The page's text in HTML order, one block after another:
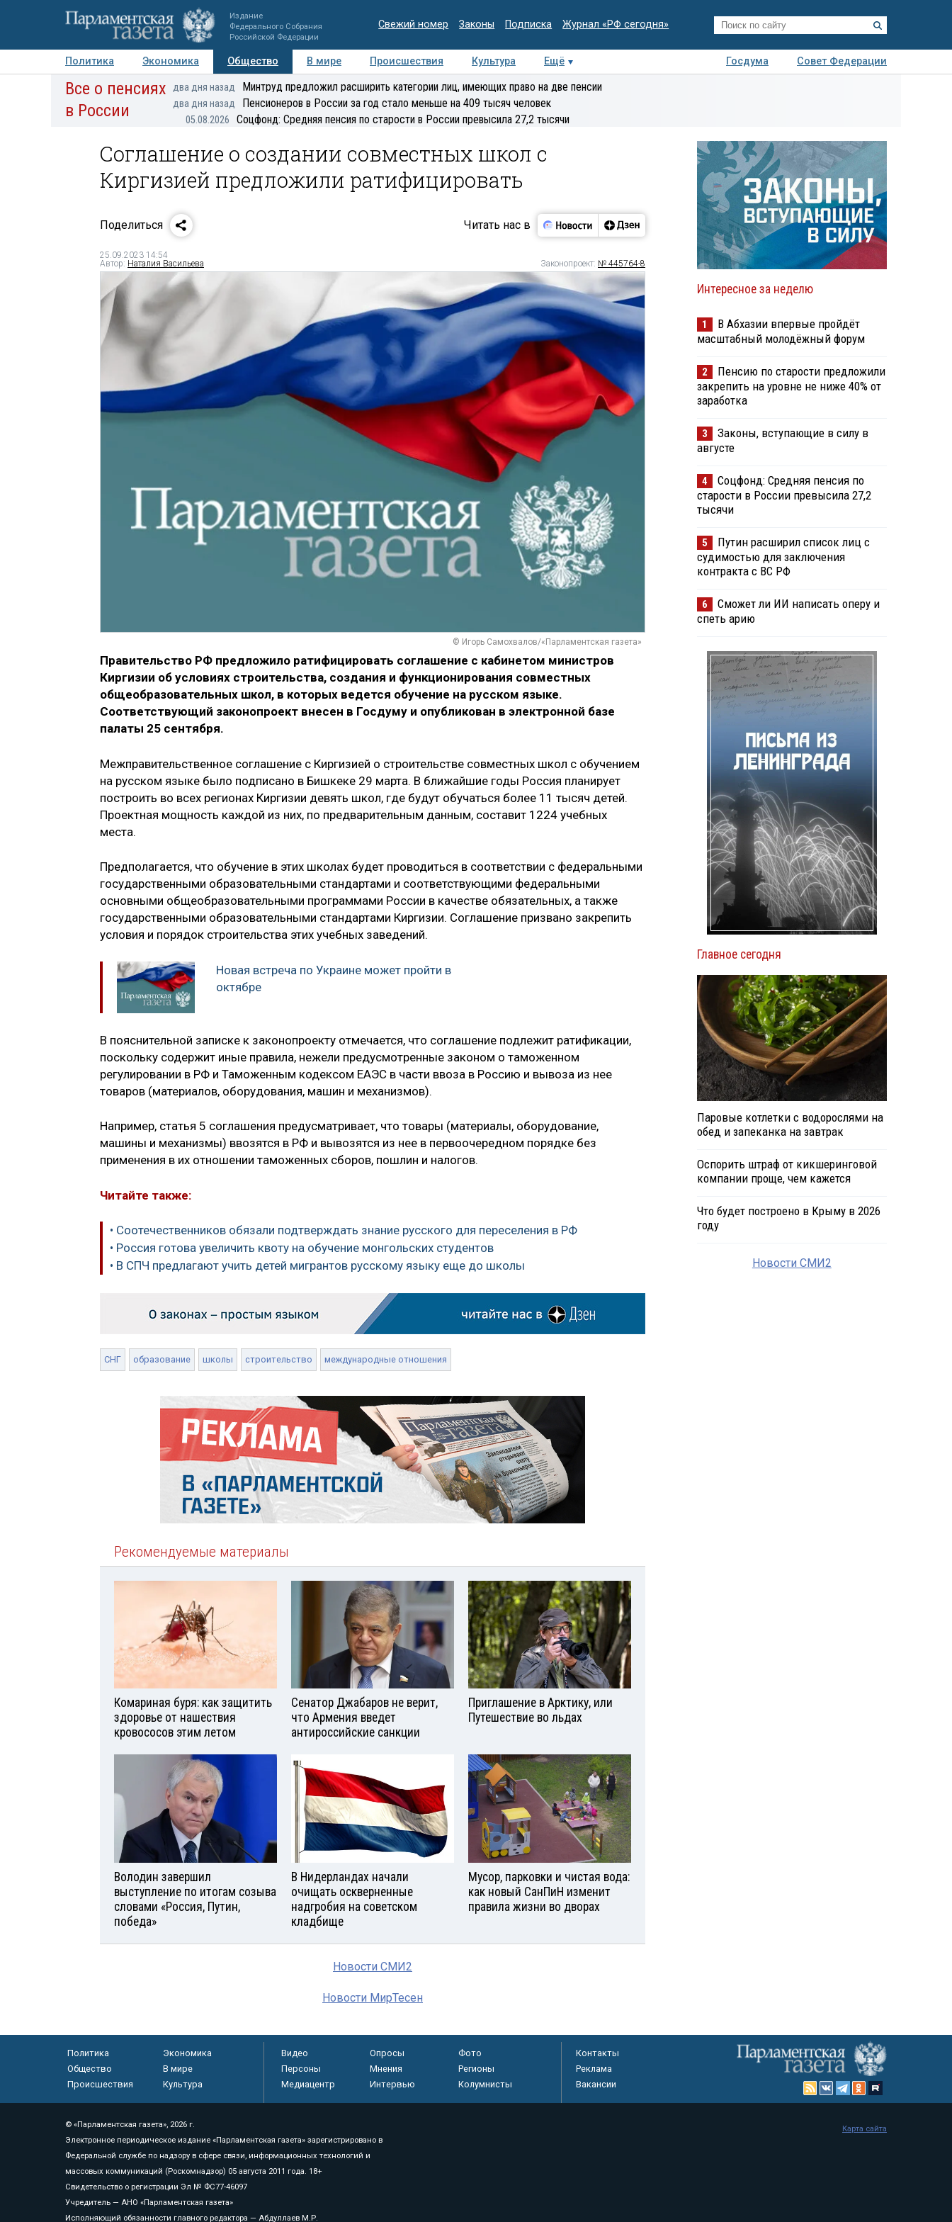
Издание
Федерального Собрания
Российской Федерации
Свежий номер Законы Подписка Журнал «РФ сегодня»
Политика Экономика Общество В мире Происшествия Культура Ещё Госдума
Совет Федерации
Авторы Персоны Мнения Регионы Медиацентр Интервью Колумнисты
Деловая
Все о пенсиях
в России
два дня назад Минтруд предложил расширить категории лиц, имеющих право на две пенсии
два дня назад Пенсионеров в России за год стало меньше на 409 тысяч человек
05.08.2026 Соцфонд: Средняя пенсия по старости в России превысила 27,2 тысячи
Соглашение о создании совместных школ с
Киргизией предложили ратифицировать
Поделиться Читать нас в
25.09.2023 14:54
Автор: Наталия Васильева Законопроект: № 445764-8
© Игорь Самохвалов/«Парламентская газета»
Правительство РФ предложило ратифицировать соглашение с кабинетом министров
Киргизии об условиях строительства, создания и функционирования совместных
общеобразовательных школ, в которых ведется обучение на русском языке.
Соответствующий законопроект внесен в Госдуму и опубликован в электронной базе
палаты 25 сентября.
Межправительственное соглашение с Киргизией о строительстве совместных школ с обучением
на русском языке было подписано в Бишкеке 29 марта. В ближайшие годы Россия планирует
построить во всех регионах Киргизии девять школ, где будут обучаться более 11 тысяч детей.
Проектная мощность каждой из них, по предварительным данным, составит 1224 учебных
места.
Предполагается, что обучение в этих школах будет проводиться в соответствии с федеральными
государственными образовательными стандартами и соответствующими федеральными
основными общеобразовательными программами России в качестве обязательных, а также
государственными образовательными стандартами Киргизии. Соглашение призвано закрепить
условия и порядок строительства этих учебных заведений.
Новая встреча по Украине может пройти в
октябре
В пояснительной записке к законопроекту отмечается, что соглашение подлежит ратификации,
поскольку содержит иные правила, нежели предусмотренные законом о таможенном
регулировании в РФ и Таможенным кодексом ЕАЭС в части ввоза в Россию и вывоза из нее
товаров (материалов, оборудования, машин и механизмов).
Например, статья 5 соглашения предусматривает, что товары (материалы, оборудование,
машины и механизмы) ввозятся в РФ и вывозятся из нее в первоочередном порядке без
применения в их отношении таможенных сборов, пошлин и налогов.
Читайте также:
• Соотечественников обязали подтверждать знание русского для переселения в РФ
• Россия готова увеличить квоту на обучение монгольских студентов
• В СПЧ предлагают учить детей мигрантов русскому языку еще до школы
СНГ образование школы строительство международные отношения
Рекомендуемые материалы
Комариная буря: как защитить
здоровье от нашествия
кровососов этим летом
Сенатор Джабаров не верит,
что Армения введет
антироссийские санкции
Приглашение в Арктику, или
Путешествие во льдах
Володин завершил
выступление по итогам созыва
словами «Россия, Путин,
победа»
В Нидерландах начали
очищать оскверненные
надгробия на советском
кладбище
Мусор, парковки и чистая вода:
как новый СанПиН изменит
правила жизни во дворах
Новости СМИ2
Новости МирТесен
Интересное за неделю
1
В Абхазии впервые пройдёт
масштабный молодёжный форум
2
Пенсию по старости предложили
закрепить на уровне не ниже 40% от
заработка
3
Законы, вступающие в силу в
августе
4
Соцфонд: Средняя пенсия по
старости в России превысила 27,2
тысячи
5
Путин расширил список лиц с
судимостью для заключения
контракта с ВС РФ
6
Сможет ли ИИ написать оперу и
спеть арию
Главное сегодня
Паровые котлетки с водорослями на
обед и запеканка на завтрак
Оспорить штраф от кикшеринговой
компании проще, чем кажется
Что будет построено в Крыму в 2026
году
Новости СМИ2
Политика
Экономика
Общество
В мире
Происшествия
Культура
Видео Опросы
Фото
Персоны
Мнения
Регионы
Медиацентр
Интервью Колумнисты
Контакты
Реклама
Вакансии
© «Парламентская газета», 2026 г.
Электронное периодическое издание «Парламентская газета» зарегистрировано в
Федеральной службе по надзору в сфере связи, информационных технологий и
массовых коммуникаций (Роскомнадзор) 05 августа 2011 года. 18+
Свидетельство о регистрации Эл № ФС77-46097
Учредитель — АНО «Парламентская газета»
Исполняющий обязанности главного редактора — Абдуллаев М.Р.
Карта сайта